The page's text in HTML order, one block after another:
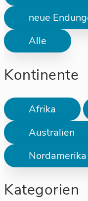
neue
Alle
Kontinente
Afrika
Australien
Nordamerika
Kategorien